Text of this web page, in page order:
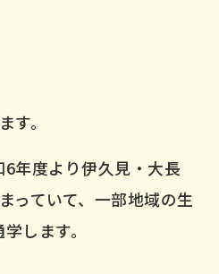
す。
年度より伊久見・大長
っていて、一部地域の生
します。